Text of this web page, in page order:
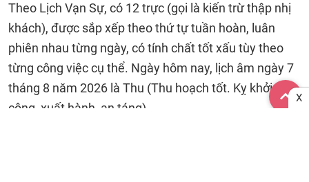
Theo Lịch Vạn Sự, có 12 trực (gọi là kiến trừ thập nhị
khách), được sắp xếp theo thứ tự tuần hoàn, luân
phiên nhau từng ngày, có tính chất tốt xấu tùy theo
từng công việc cụ thể. Ngày hôm nay, lịch âm ngày 7
tháng 8 năm 2026 là Thu (Thu hoạch tốt. Kỵ khởi
công, xuất hành, an táng).
X